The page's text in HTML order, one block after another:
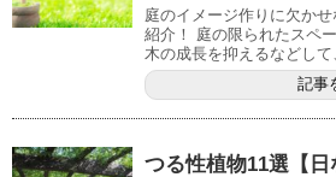
庭のイメージ作りに欠か
紹介！ 庭の限られたスペ
木の成長を抑えるなどし
記事
つる性植物11選【